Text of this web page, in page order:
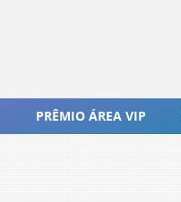
PRÊMIO ÁREA VIP